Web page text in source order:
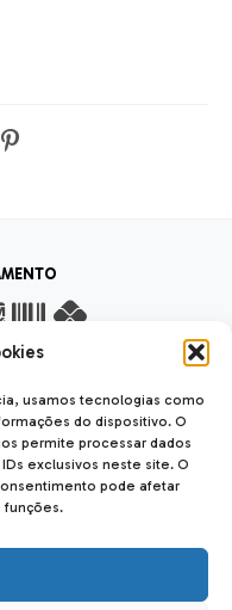
usamos tecnologias como
do dispositivo. O
permite processar dados
exclusivos neste site. O
pode afetar
funções.
Safe